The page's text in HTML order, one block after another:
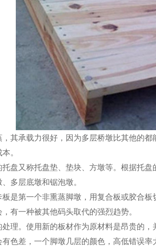
承载力很好，因为多层桥墩比其他的都
。
又称托盘垫、垫块、方墩等。根据托盘
多层底墩和锯泡墩。
第一个非熏蒸脚墩，用复合板或胶合板
有一种被其他码头取代的强烈趋势。
。使用新的板材作为原材料是昂贵的，
色差，一个脚墩几层的颜色，高低错误